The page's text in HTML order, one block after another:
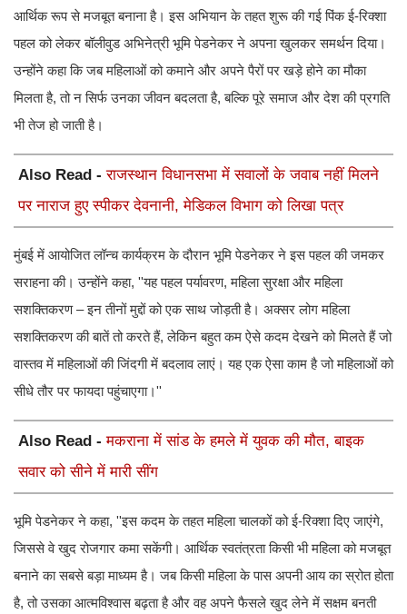
आर्थिक रूप से मजबूत बनाना है। इस अभियान के तहत शुरू की गई पिंक ई-रिक्शा
पहल को लेकर बॉलीवुड अभिनेत्री भूमि पेडनेकर ने अपना खुलकर समर्थन दिया।
उन्होंने कहा कि जब महिलाओं को कमाने और अपने पैरों पर खड़े होने का मौका
मिलता है, तो न सिर्फ उनका जीवन बदलता है, बल्कि पूरे समाज और देश की प्रगति
भी तेज हो जाती है।
Also Read -राजस्थान विधानसभा में सवालों के जवाब नहीं मिलने
पर नाराज हुए स्पीकर देवनानी, मेडिकल विभाग को लिखा पत्र
मुंबई में आयोजित लॉन्च कार्यक्रम के दौरान भूमि पेडनेकर ने इस पहल की जमकर
सराहना की। उन्होंने कहा, ''यह पहल पर्यावरण, महिला सुरक्षा और महिला
सशक्तिकरण – इन तीनों मुद्दों को एक साथ जोड़ती है। अक्सर लोग महिला
सशक्तिकरण की बातें तो करते हैं, लेकिन बहुत कम ऐसे कदम देखने को मिलते हैं जो
वास्तव में महिलाओं की जिंदगी में बदलाव लाएं। यह एक ऐसा काम है जो महिलाओं को
सीधे तौर पर फायदा पहुंचाएगा।''
Also Read -मकराना में सांड के हमले में युवक की मौत, बाइक
सवार को सीने में मारी सींग
भूमि पेडनेकर ने कहा, ''इस कदम के तहत महिला चालकों को ई-रिक्शा दिए जाएंगे,
जिससे वे खुद रोजगार कमा सकेंगी। आर्थिक स्वतंत्रता किसी भी महिला को मजबूत
बनाने का सबसे बड़ा माध्यम है। जब किसी महिला के पास अपनी आय का स्रोत होता
है, तो उसका आत्मविश्वास बढ़ता है और वह अपने फैसले खुद लेने में सक्षम बनती